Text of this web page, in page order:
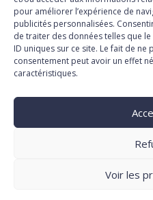
pour améliorer l’expérience de
publicités personnalisées.
de traiter des données telles que
ID uniques sur ce site. Le fait de
consentement peut avoir un effet
caractéristiques.
Voir les
OÙ ME